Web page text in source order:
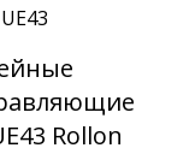
Rollon